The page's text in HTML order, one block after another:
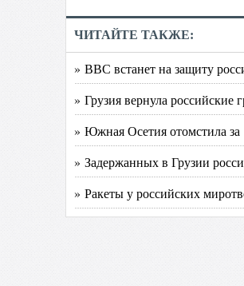
ЧИТАЙТЕ ТАКЖЕ:
» ВВС встанет на защиту
» Грузия вернула российские
» Южная Осетия отомстила
» Задержанных в Грузии
» Ракеты у российских